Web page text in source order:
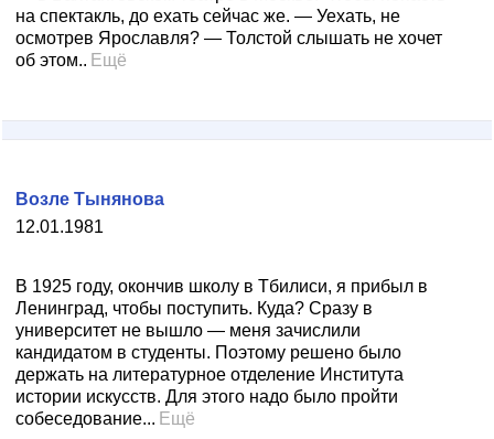
на спектакль, до ехать сейчас же. — Уехать, не
осмотрев Ярославля? — Толстой слышать не хочет
об этом.. Ещё
12.01.1981
Возле Тынянова
В 1925 году, окончив школу в Тбилиси, я прибыл в
Ленинград, чтобы поступить. Куда? Сразу в
университет не вышло — меня зачислили
кандидатом в студенты. Поэтому решено было
держать на литературное отделение Института
истории искусств. Для этого надо было пройти
собеседование... Ещё